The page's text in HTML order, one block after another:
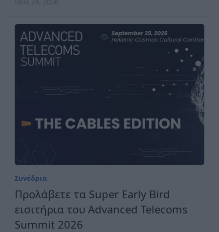
Συνέδρια
Προλάβετε τα Super Early Bird
εισιτήρια του Advanced Telecoms
Summit 2026